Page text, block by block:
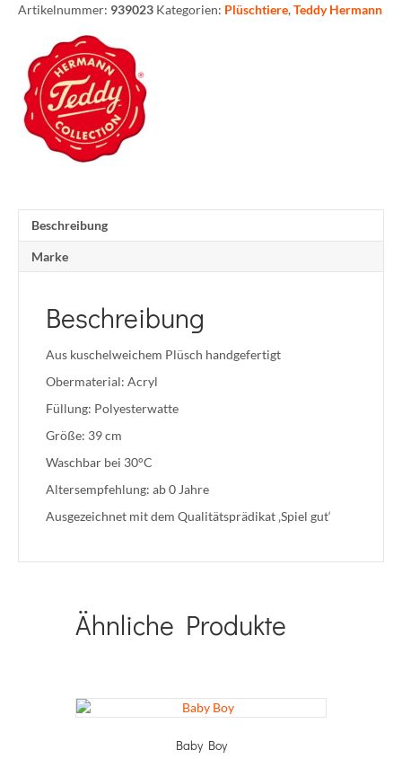
Artikelnummer: 939023 Kategorien: Plüschtiere,Teddy Hermann
Beschreibung
Marke
Beschreibung
Aus kuschelweichem Plüsch handgefertigt
Obermaterial: Acryl
Füllung: Polyesterwatte
Größe: 39 cm
Waschbar bei 30°C
Altersempfehlung: ab 0 Jahre
Ausgezeichnet mit dem Qualitätsprädikat ‚Spiel gut‘
Ähnliche Produkte
Baby Boy